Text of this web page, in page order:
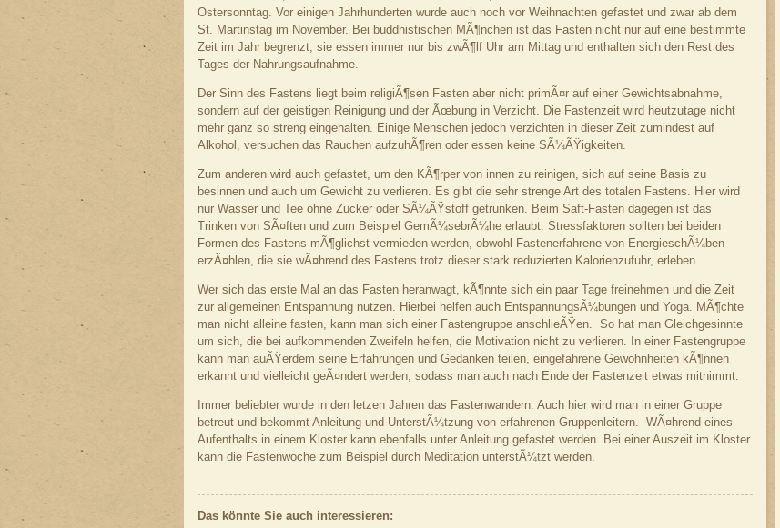
Ostersonntag. Vor einigen Jahrhunderten wurde auch noch vor Weihnachten gefastet und zwar ab dem
St. Martinstag im November. Bei buddhistischen MÃ¶nchen ist das Fasten nicht nur auf eine bestimmte
Zeit im Jahr begrenzt, sie essen immer nur bis zwÃ¶lf Uhr am Mittag und enthalten sich den Rest des
Tages der Nahrungsaufnahme.
Der Sinn des Fastens liegt beim religiÃ¶sen Fasten aber nicht primÃ¤r auf einer Gewichtsabnahme,
sondern auf der geistigen Reinigung und der Ãœbung in Verzicht. Die Fastenzeit wird heutzutage nicht
mehr ganz so streng eingehalten. Einige Menschen jedoch verzichten in dieser Zeit zumindest auf
Alkohol, versuchen das Rauchen aufzuhÃ¶ren oder essen keine SÃ¼ÃŸigkeiten.
Zum anderen wird auch gefastet, um den KÃ¶rper von innen zu reinigen, sich auf seine Basis zu
besinnen und auch um Gewicht zu verlieren. Es gibt die sehr strenge Art des totalen Fastens. Hier wird
nur Wasser und Tee ohne Zucker oder SÃ¼ÃŸstoff getrunken. Beim Saft-Fasten dagegen ist das
Trinken von SÃ¤ften und zum Beispiel GemÃ¼sebrÃ¼he erlaubt. Stressfaktoren sollten bei beiden
Formen des Fastens mÃ¶glichst vermieden werden, obwohl Fastenerfahrene von EnergieschÃ¼ben
erzÃ¤hlen, die sie wÃ¤hrend des Fastens trotz dieser stark reduzierten Kalorienzufuhr, erleben.
Wer sich das erste Mal an das Fasten heranwagt, kÃ¶nnte sich ein paar Tage freinehmen und die Zeit
zur allgemeinen Entspannung nutzen. Hierbei helfen auch EntspannungsÃ¼bungen und Yoga. MÃ¶chte
man nicht alleine fasten, kann man sich einer Fastengruppe anschlieÃŸen. So hat man Gleichgesinnte
um sich, die bei aufkommenden Zweifeln helfen, die Motivation nicht zu verlieren. In einer Fastengruppe
kann man auÃŸerdem seine Erfahrungen und Gedanken teilen, eingefahrene Gewohnheiten kÃ¶nnen
erkannt und vielleicht geÃ¤ndert werden, sodass man auch nach Ende der Fastenzeit etwas mitnimmt.
Immer beliebter wurde in den letzen Jahren das Fastenwandern. Auch hier wird man in einer Gruppe
betreut und bekommt Anleitung und UnterstÃ¼tzung von erfahrenen Gruppenleitern. WÃ¤hrend eines
Aufenthalts in einem Kloster kann ebenfalls unter Anleitung gefastet werden. Bei einer Auszeit im Kloster
kann die Fastenwoche zum Beispiel durch Meditation unterstÃ¼tzt werden.
Das könnte Sie auch interessieren: